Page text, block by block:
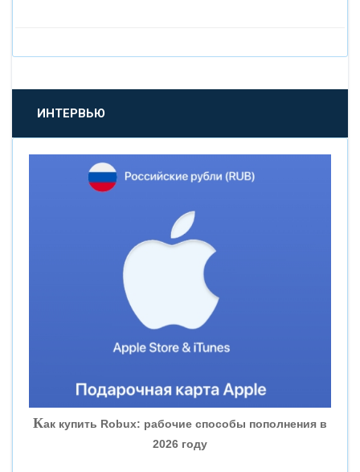
«БАНК САНКТ-ПЕТЕРБУРГ»
«ПРОМСВЯЗЬБАНК»
«НОВИКОМБАНК»
«ВНЕШПРОМБАНК»
«БАНК ГЛОБЭКС»
«СОВКОМБАНК»
ИНТЕРВЬЮ
Как купить Robux: рабочие способы пополнения в
2026 году